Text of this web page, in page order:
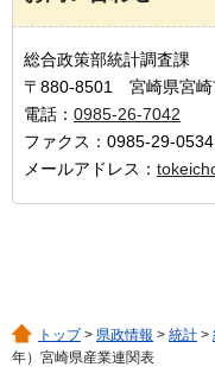
総合政策部統計調査課
〒880-8501 宮崎県宮崎
電話： 0985-26-7042
ファクス：0985-29-0534
メールアドレス：
トップ> 県政情報 > 統計 >
年）宮崎県産業連関表